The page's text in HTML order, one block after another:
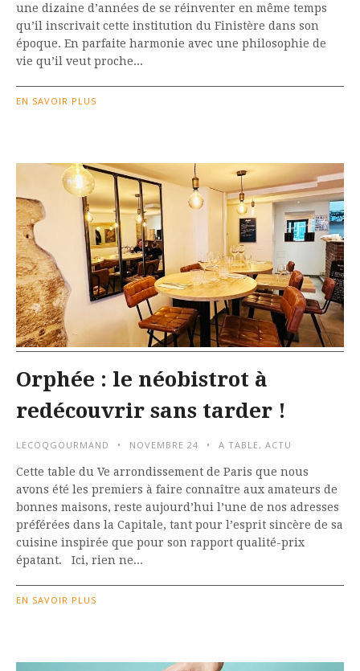
une dizaine d’années de se réinventer en même temps
qu’il inscrivait cette institution du Finistère dans son
époque. En parfaite harmonie avec une philosophie de
vie qu’il veut proche...
EN SAVOIR PLUS
Orphée : le néobistrot à
redécouvrir sans tarder !
LECOQGOURMAND NOVEMBRE 24 A TABLE, ACTU
Cette table du Ve arrondissement de Paris que nous
avons été les premiers à faire connaître aux amateurs de
bonnes maisons, reste aujourd’hui l’une de nos adresses
préférées dans la Capitale, tant pour l’esprit sincère de sa
cuisine inspirée que pour son rapport qualité-prix
épatant. Ici, rien ne...
EN SAVOIR PLUS